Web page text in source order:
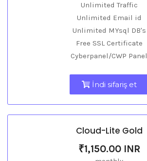
Unlimited Traffic
Unlimited Email id
Unlimited MYsql DB's
Free SSL Certificate
Cyberpanel/CWP Panel
İndi sifariş et
Cloud-Lite Gold
₹1,150.00 INR